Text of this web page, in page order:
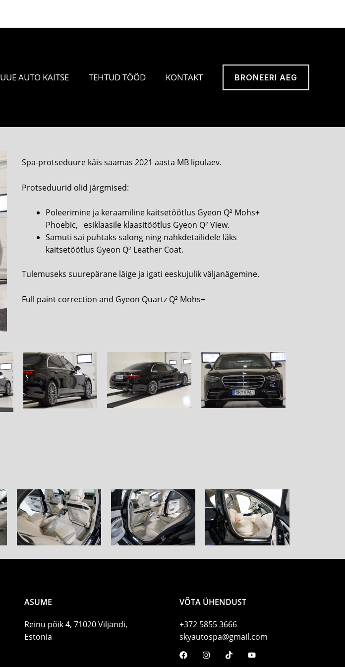
UUE AUTO KAITSE TEHTUD TÖÖD KONTAKT BRONEERI AEG
Spa-protseduure käis saamas 2021 aasta MB lipulaev.
Protseduurid olid järgmised:
Poleerimine ja keraamiline kaitsetöötlus Gyeon Q² Mohs+
Phoebic, esiklaasile klaasitöötlus Gyeon Q² View.
Samuti sai puhtaks salong ning nahkdetailidele läks
kaitsetöötlus Gyeon Q² Leather Coat.
Tulemuseks suurepärane läige ja igati eeskujulik väljanägemine.
Full paint correction and Gyeon Quartz Q² Mohs+
ASUME
Reinu põik 4, 71020 Viljandi,
Estonia
VÕTA ÜHENDUST
+372 5855 3666
skyautospa@gmail.com